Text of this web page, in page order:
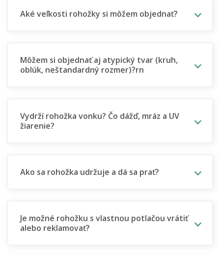
Aké veľkosti rohožky si môžem objednať?
Môžem si objednať aj atypický tvar (kruh,
oblúk, neštandardný rozmer)?rn
Vydrží rohožka vonku? Čo dážď, mráz a UV
žiarenie?
Ako sa rohožka udržuje a dá sa prať?
Je možné rohožku s vlastnou potlačou vrátiť
alebo reklamovať?